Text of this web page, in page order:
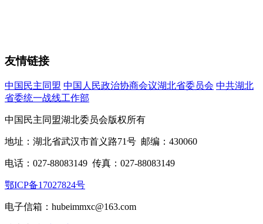
友情链接
中国民主同盟 中国人民政治协商会议湖北省委员会 中共湖北
省委统一战线工作部
中国民主同盟湖北委员会版权所有
地址：湖北省武汉市首义路71号 邮编：430060
电话：027-88083149 传真：027-88083149
鄂ICP备17027824号
电子信箱：hubeimmxc@163.com